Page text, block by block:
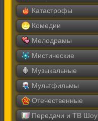
Катастрофы
Комедии
Мелодрамы
Мистические
Музыкальные
Мультфильмы
Отечественные
Передачи и ТВ Шоу